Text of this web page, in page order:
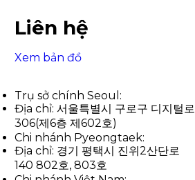
Liên hệ
Xem bản đồ
Trụ sở chính Seoul:
Địa chỉ: 서울특별시 구로구 디지털로
306(제6층 제602호)
Chi nhánh Pyeongtaek:
Địa chỉ: 경기 평택시 진위2산단로
140 802호, 803호